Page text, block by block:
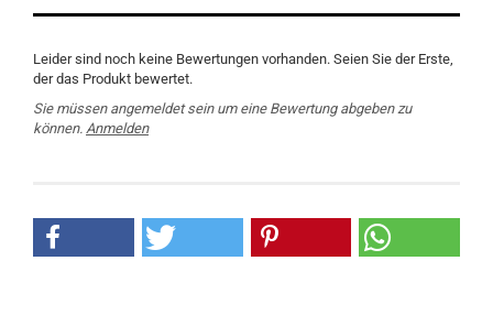
Leider sind noch keine Bewertungen vorhanden. Seien Sie der Erste,
der das Produkt bewertet.
Sie müssen angemeldet sein um eine Bewertung abgeben zu
können. Anmelden